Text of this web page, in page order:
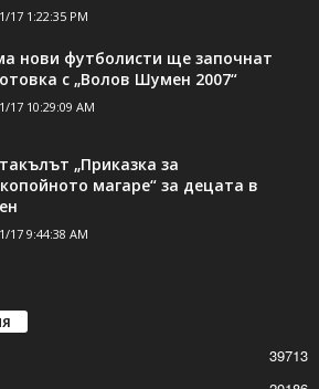
17 1:22:35 PM
нови футболисти ще започнат
с „Волов Шумен 2007“
17 10:29:09 AM
„Приказка за
магаре“ за децата в
17 9:44:38 AM
39713